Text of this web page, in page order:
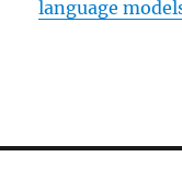
language